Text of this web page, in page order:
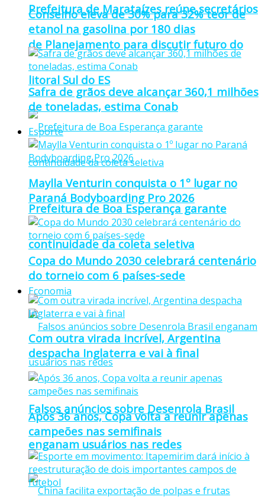
Prefeitura de Marataízes reúne secretários
de Planejamento para discutir futuro do
litoral Sul do ES
Prefeitura de Boa Esperança garante
continuidade da coleta seletiva
Economia
Falsos anúncios sobre Desenrola Brasil
enganam usuários nas redes
Conselho eleva de 30% para 32% teor de
etanol na gasolina por 180 dias
Safra de grãos deve alcançar 360,1 milhões
de toneladas, estima Conab
Esporte
Maylla Venturin conquista o 1º lugar no
Paraná Bodyboarding Pro 2026
Copa do Mundo 2030 celebrará centenário
do torneio com 6 países-sede
Com outra virada incrível, Argentina
despacha Inglaterra e vai à final
Após 36 anos, Copa volta a reunir apenas
campeões nas semifinais